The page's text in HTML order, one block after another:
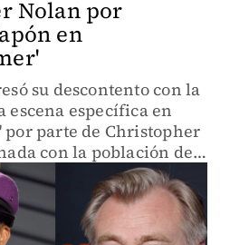
Nolan por
en
su descontento con la
escena específica en
parte de Christopher
con la población de